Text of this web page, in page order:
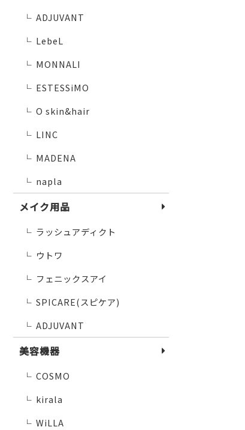
└ ADJUVANT
└ LebeL
└ MONNALI
└ ESTESSiMO
└ O skin&hair
└ LINC
└ MADENA
└ napla
メイク用品
└ ラッシュアディクト
└ ウトワ
└ フェニックスアイ
└ SPICARE(スピケア)
└ ADJUVANT
美容機器
└ COSMO
└ kirala
└ WiLLA